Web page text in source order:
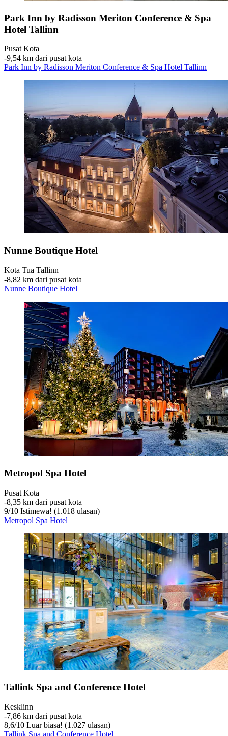
Park Inn by Radisson Meriton Conference & Spa
Hotel Tallinn
Pusat Kota
‐9,54 km dari pusat kota
Park Inn by Radisson Meriton Conference & Spa Hotel Tallinn
Nunne Boutique Hotel
Kota Tua Tallinn
‐8,82 km dari pusat kota
Nunne Boutique Hotel
Metropol Spa Hotel
Pusat Kota
‐8,35 km dari pusat kota
9/10 Istimewa! (1.018 ulasan)
Metropol Spa Hotel
Tallink Spa and Conference Hotel
Kesklinn
‐7,86 km dari pusat kota
8,6/10 Luar biasa! (1.027 ulasan)
Tallink Spa and Conference Hotel